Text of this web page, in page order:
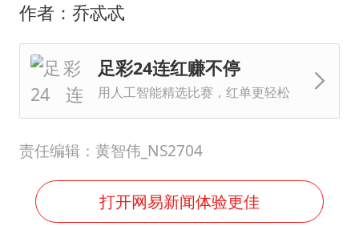
作者：乔忒忒
足彩24连红赚不停
用人工智能精选比赛，红单更轻松
责任编辑：黄智伟_NS2704
打开网易新闻体验更佳